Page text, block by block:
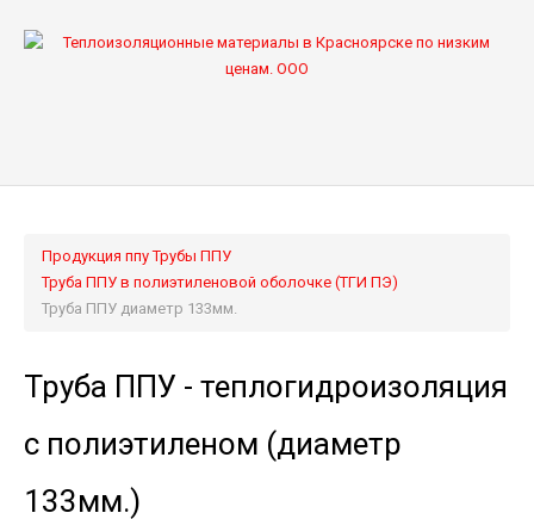
КОНТАКТЫ
Продукция ппу Трубы ППУ
Труба ППУ в полиэтиленовой оболочке (ТГИ ПЭ)
Труба ППУ диаметр 133мм.
Труба ППУ - теплогидроизоляция
с полиэтиленом (диаметр
133мм.)